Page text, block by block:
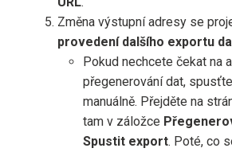
Změna výstupní adresy se
provedení dalšího exportu
Pokud nechcete čekat na
přegenerování dat,
manuálně. Přejděte na
tam v záložce
Spustit export. Poté, co